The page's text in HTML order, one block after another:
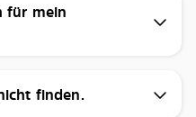
für mein
finden.